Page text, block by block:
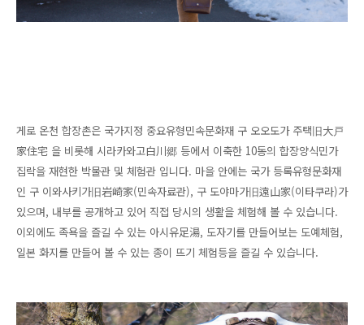
게로 온천 합장촌은 국가지정 중요유형민속문화재 구 오오도가 주택旧大戸
家住宅 을 비롯해 시라카와고白川郷 등에서 이축한 10동의 합장양식민가
집락을 재현한 박물관 및 체험관 입니다. 마을 안에는 국가 등록유형문화재
인 구 이와사키가旧岩崎家(민속자료관), 구 도야마가旧遠山家(이타쿠라)가
있으며, 내부를 공개하고 있어 직접 당시의 생활을 체험해 볼 수 있습니다.
이외에도 족욕을 즐길 수 있는 아시유足湯, 도자기를 만들어보는 도예체험,
일본 화지를 만들어 볼 수 있는 종이 뜨기 체험등을 즐길 수 있습니다.